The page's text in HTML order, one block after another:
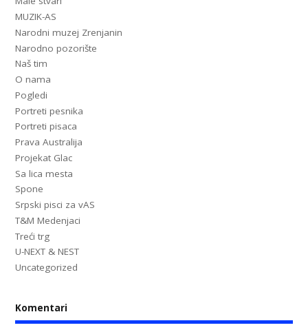
MUZIK-AS
Narodni muzej Zrenjanin
Narodno pozorište
Naš tim
O nama
Pogledi
Portreti pesnika
Portreti pisaca
Prava Australija
Projekat Glac
Sa lica mesta
Spone
Srpski pisci za vAS
T&M Medenjaci
Treći trg
U-NEXT & NEST
Uncategorized
Komentari